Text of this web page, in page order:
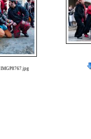
IMGP8767.jpg